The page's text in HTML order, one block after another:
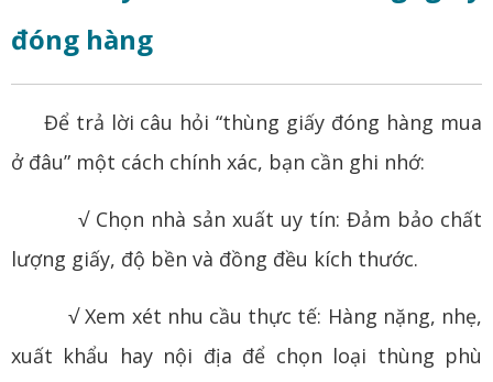
đóng hàng
Để trả lời câu hỏi “thùng giấy đóng hàng mua
ở đâu” một cách chính xác, bạn cần ghi nhớ:
√ Chọn nhà sản xuất uy tín: Đảm bảo chất
lượng giấy, độ bền và đồng đều kích thước.
√ Xem xét nhu cầu thực tế: Hàng nặng, nhẹ,
xuất khẩu hay nội địa để chọn loại thùng phù